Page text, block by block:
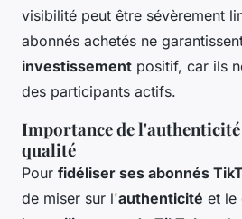
visibilité peut être sévèrement
abonnés achetés ne
investissement positif, car ils
des participants actifs.
Importance de l'authenticité
qualité
Pour fidéliser ses abonnés
de miser sur l'authenticité et le